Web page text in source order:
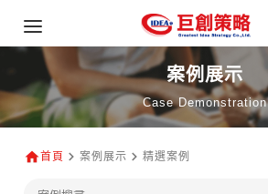
案例展示
Case Demonstration
首頁 案例展示 精選案例